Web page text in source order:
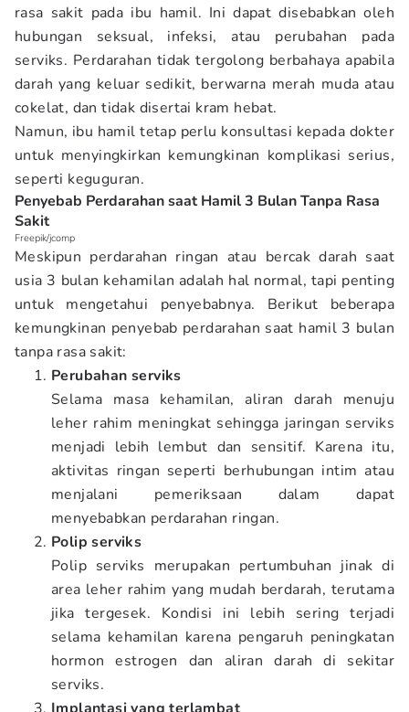
rasa sakit pada ibu hamil. Ini dapat disebabkan oleh
hubungan seksual, infeksi, atau perubahan pada
serviks. Perdarahan tidak tergolong berbahaya apabila
darah yang keluar sedikit, berwarna merah muda atau
cokelat, dan tidak disertai kram hebat.
Namun, ibu hamil tetap perlu konsultasi kepada dokter
untuk menyingkirkan kemungkinan komplikasi serius,
seperti keguguran.
Penyebab Perdarahan saat Hamil 3 Bulan Tanpa Rasa
Sakit
Freepik/jcomp
Meskipun perdarahan ringan atau bercak darah saat
usia 3 bulan kehamilan adalah hal normal, tapi penting
untuk mengetahui penyebabnya. Berikut beberapa
kemungkinan penyebab perdarahan saat hamil 3 bulan
tanpa rasa sakit:
Perubahan serviks
Selama masa kehamilan, aliran darah menuju
leher rahim meningkat sehingga jaringan serviks
menjadi lebih lembut dan sensitif. Karena itu,
aktivitas ringan seperti berhubungan intim atau
menjalani pemeriksaan dalam dapat
menyebabkan perdarahan ringan.
Polip serviks
Polip serviks merupakan pertumbuhan jinak di
area leher rahim yang mudah berdarah, terutama
jika tergesek. Kondisi ini lebih sering terjadi
selama kehamilan karena pengaruh peningkatan
hormon estrogen dan aliran darah di sekitar
serviks.